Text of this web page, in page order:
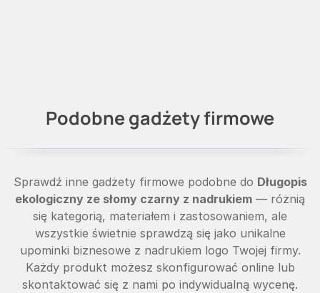
Podobne gadżety firmowe
Sprawdź inne gadżety firmowe podobne do Długopis
ekologiczny ze słomy czarny z nadrukiem — różnią
się kategorią, materiałem i zastosowaniem, ale
wszystkie świetnie sprawdzą się jako unikalne
upominki biznesowe z nadrukiem logo Twojej firmy.
Każdy produkt możesz skonfigurować online lub
skontaktować się z nami po indywidualną wycenę.